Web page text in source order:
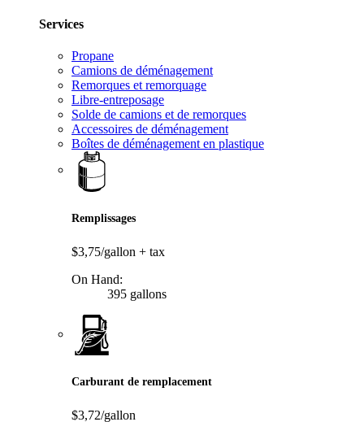
Services
Propane
Camions de déménagement
Remorques et remorquage
Libre-entreposage
Solde de camions et de remorques
Accessoires de déménagement
Boîtes de déménagement en plastique
Remplissages
$3,75/gallon + tax
On Hand:
395 gallons
Carburant de remplacement
$3,72/gallon